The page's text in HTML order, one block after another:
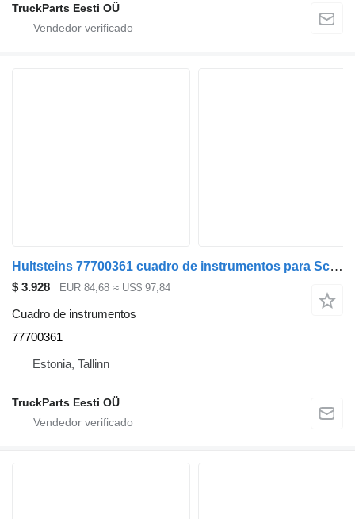
TruckParts Eesti OÜ
Hultsteins 77700361 cuadro de instrumentos para Scania P,G,R,T-series (2004-2017) cabeza tractora
$ 3.928 EUR 84,68 ≈ US$ 97,84
Cuadro de instrumentos
77700361
Estonia, Tallinn
TruckParts Eesti OÜ